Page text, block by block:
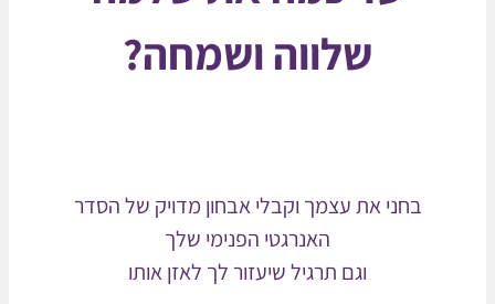
שלווה ושמחה?
בחני את עצמך וקבלי אבחון מדויק של הסדר
האנרגטי הפנימי שלך
וגם תרגיל שיעזור לך לאזן אותו